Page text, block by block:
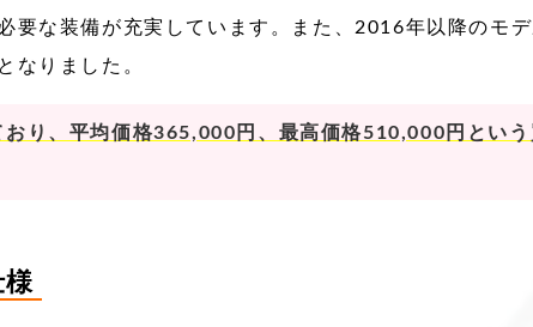
要な装備が充実しています。​また、2016年以降のモ
なりました。
り、平均価格365,000円、最高価格510,000円という